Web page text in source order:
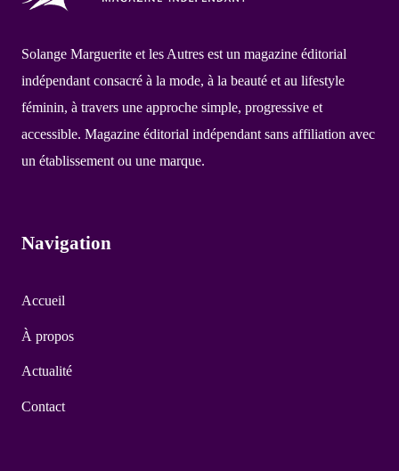
Solange Marguerite et les Autres est un magazine éditorial
indépendant consacré à la mode, à la beauté et au lifestyle
féminin, à travers une approche simple, progressive et
accessible. Magazine éditorial indépendant sans affiliation avec
un établissement ou une marque.
Navigation
Accueil
À propos
Actualité
Contact